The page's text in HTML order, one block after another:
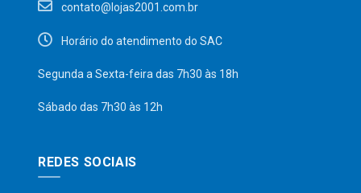
contato@lojas2001.com.br
Horário do atendimento do SAC
Segunda a Sexta-feira das 7h30 às 18h
Sábado das 7h30 às 12h
REDES SOCIAIS